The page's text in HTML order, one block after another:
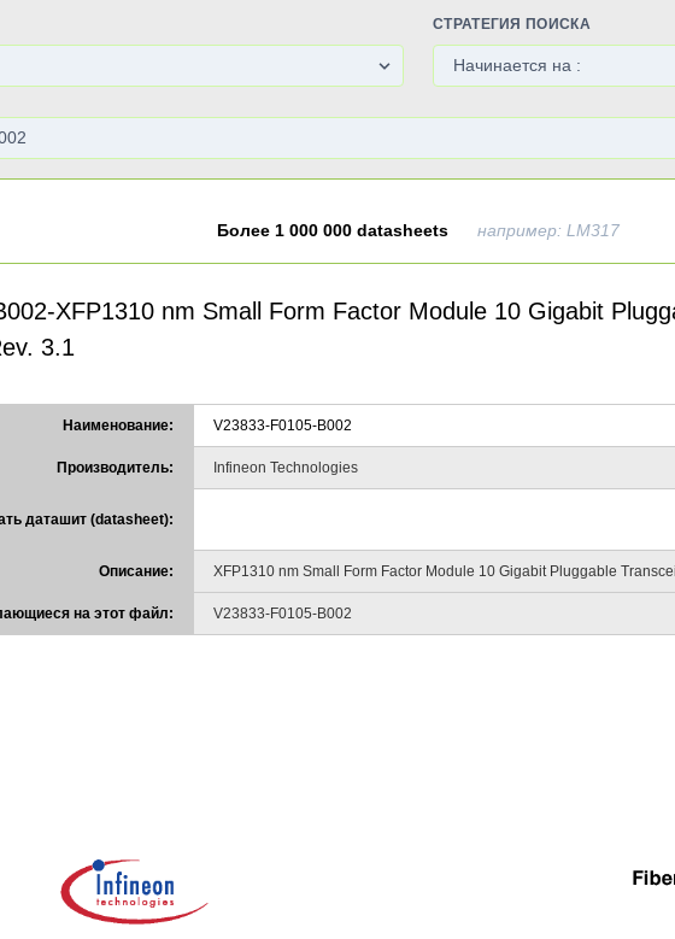
СТРАТЕГИЯ ПОИСКА
Более 1 000 000 datasheets например: LM317
XFP1310 nm Small Form Factor Module 10 Gigabit
3.1
Наименование: V23833-F0105-B002
Производитель: Infineon Technologies
даташит (datasheet):
Описание: XFP1310 nm Small Form Factor Module 10 Gigabit Pluggable
на этот файл: V23833-F0105-B002